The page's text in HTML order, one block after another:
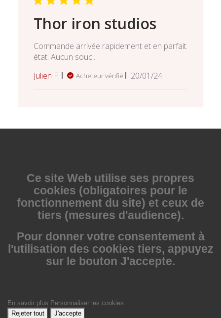
Thor iron studios
Commande arrivée rapidement et en parfait
état. Aucun souci.
Julien F.
Acheteur vérifié
Date
20/01/24
Ce site Web utilise ses propres
cookies (obligatoires pour le
fonctionnement du site) et ceux de
tiers (mesures d'audience).
Pour donner votre consentement à
l'utilisation des cookies tiers, appuyez
sur le bouton J'accepte.
En savoir plus Personnaliser les cookies
Rejeter tout
J'accepte